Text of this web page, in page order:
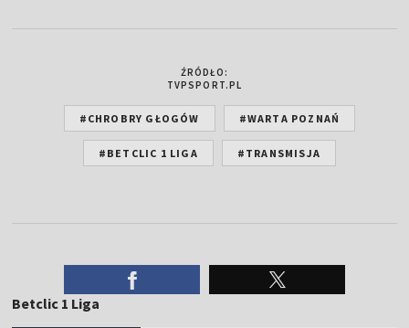
ŹRÓDŁO:
TVPSPORT.PL
#CHROBRY GŁOGÓW #WARTA POZNAŃ
#BETCLIC 1 LIGA #TRANSMISJA
Betclic 1 Liga